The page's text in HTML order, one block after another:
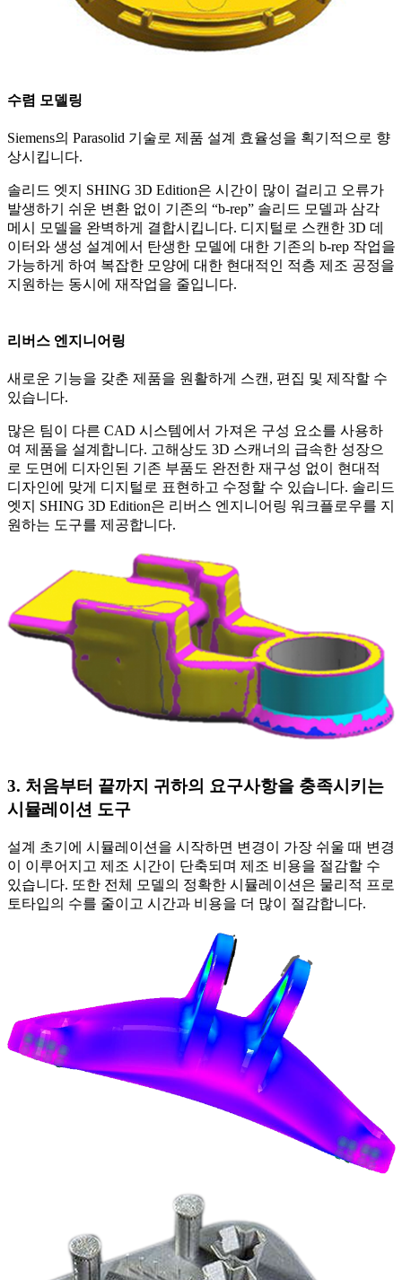
수렴 모델링
Siemens의 Parasolid 기술로 제품 설계 효율성을 획기적으로 향
상시킵니다.
솔리드 엣지 SHING 3D Edition은 시간이 많이 걸리고 오류가
발생하기 쉬운 변환 없이 기존의 “b-rep” 솔리드 모델과 삼각
메시 모델을 완벽하게 결합시킵니다. 디지털로 스캔한 3D 데
이터와 생성 설계에서 탄생한 모델에 대한 기존의 b-rep 작업을
가능하게 하여 복잡한 모양에 대한 현대적인 적층 제조 공정을
지원하는 동시에 재작업을 줄입니다.
리버스 엔지니어링
새로운 기능을 갖춘 제품을 원활하게 스캔, 편집 및 제작할 수
있습니다.
많은 팀이 다른 CAD 시스템에서 가져온 구성 요소를 사용하
여 제품을 설계합니다. 고해상도 3D 스캐너의 급속한 성장으
로 도면에 디자인된 기존 부품도 완전한 재구성 없이 현대적
디자인에 맞게 디지털로 표현하고 수정할 수 있습니다. 솔리드
엣지 SHING 3D Edition은 리버스 엔지니어링 워크플로우를 지
원하는 도구를 제공합니다.
3. 처음부터 끝까지 귀하의 요구사항을 충족시키는
시뮬레이션 도구
설계 초기에 시뮬레이션을 시작하면 변경이 가장 쉬울 때 변경
이 이루어지고 제조 시간이 단축되며 제조 비용을 절감할 수
있습니다. 또한 전체 모델의 정확한 시뮬레이션은 물리적 프로
토타입의 수를 줄이고 시간과 비용을 더 많이 절감합니다.